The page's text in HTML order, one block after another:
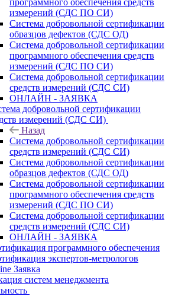
программного обеспечения средств
измерений (СДС ПО СИ)
Система добровольной сертификации
образцов дефектов (СДС ОД)
Система добровольной сертификации
программного обеспечения средств
измерений (СДС ПО СИ)
Система добровольной сертификации
средств измерений (СДС СИ)
ОНЛАЙН - ЗАЯВКА
добровольной сертификации
измерений (СДС СИ)
Назад
Система добровольной сертификации
средств измерений (СДС СИ)
Система добровольной сертификации
образцов дефектов (СДС ОД)
Система добровольной сертификации
программного обеспечения средств
измерений (СДС ПО СИ)
Система добровольной сертификации
средств измерений (СДС СИ)
ОНЛАЙН - ЗАЯВКА
программного обеспечения
экспертов-метрологов
Заявка
систем менеджмента